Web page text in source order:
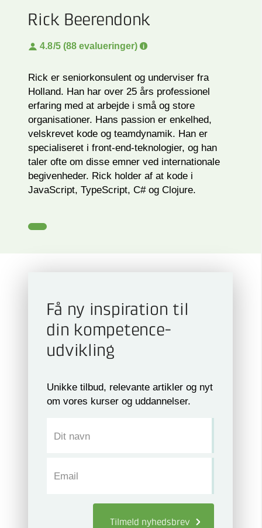
Rick Beerendonk
4.8/5 (88 evalueringer)
Rick er seniorkonsulent og underviser fra
Holland. Han har over 25 års professionel
erfaring med at arbejde i små og store
organisationer. Hans passion er enkelhed,
velskrevet kode og teamdynamik. Han er
specialiseret i front-end-teknologier, og han
taler ofte om disse emner ved internationale
begivenheder. Rick holder af at kode i
JavaScript, TypeScript, C# og Clojure.
Få ny inspiration til
din kompetence­
udvikling
Unikke tilbud, relevante artikler og nyt
om vores kurser og uddannelser.
Dit navn
Email
Tilmeld nyhedsbrev